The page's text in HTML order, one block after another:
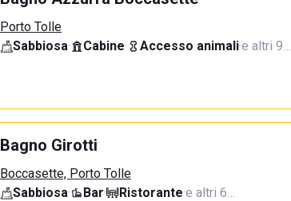
Porto Tolle
Sabbiosa· Cabine· Accesso animali·e altri 9…
Bagno Girotti
Boccasette, Porto Tolle
Sabbiosa· Bar· Ristorante·e altri 6…